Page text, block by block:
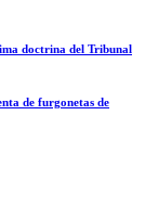
doctrina del Tribunal
de furgonetas de